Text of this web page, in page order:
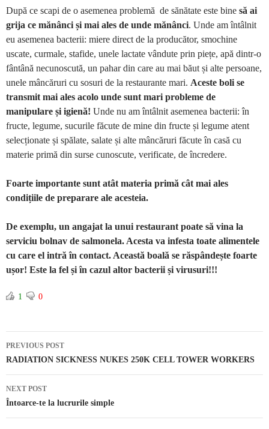
După ce scapi de o asemenea problemă de sănătate este bine să ai
grija ce mănânci și mai ales de unde mănânci. Unde am întâlnit
eu asemenea bacterii: miere direct de la producător, smochine
uscate, curmale, stafide, unele lactate vândute prin piețe, apă dintr-o
fântână necunoscută, un pahar din care au mai băut și alte persoane,
unele mâncăruri cu sosuri de la restaurante mari. Aceste boli se
transmit mai ales acolo unde sunt mari probleme de
manipulare și igienă! Unde nu am întâlnit asemenea bacterii: în
fructe, legume, sucurile făcute de mine din fructe și legume atent
selecționate și spălate, salate și alte mâncăruri făcute în casă cu
materie primă din surse cunoscute, verificate, de încredere.
Foarte importante sunt atât materia primă cât mai ales
condițiile de preparare ale acesteia.
De exemplu, un angajat la unui restaurant poate să vina la
serviciu bolnav de salmonela. Acesta va infesta toate alimentele
cu care el intră în contact. Această boală se răspândește foarte
ușor! Este la fel și în cazul altor bacterii și virusuri!!!
1 0
Post navigation
PREVIOUS POST
RADIATION SICKNESS NUKES 250K CELL TOWER WORKERS
NEXT POST
Întoarce-te la lucrurile simple